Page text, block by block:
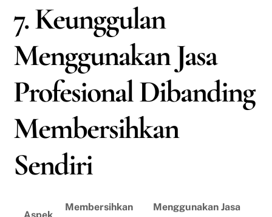
7. Keunggulan
Menggunakan Jasa
Profesional Dibanding
Membersihkan
Sendiri
Membersihkan
Menggunakan Jasa